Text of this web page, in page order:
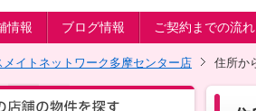
情報 ブログ情報 ご契約までの流れ
メイトネットワーク多摩センター店 住所か